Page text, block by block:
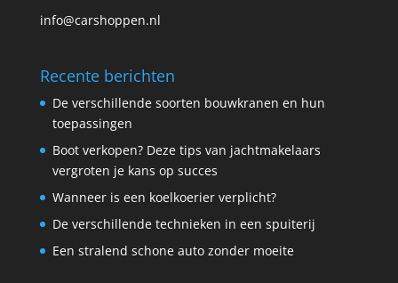
info@carshoppen.nl
Recente berichten
De verschillende soorten bouwkranen en hun
toepassingen
Boot verkopen? Deze tips van jachtmakelaars
vergroten je kans op succes
Wanneer is een koelkoerier verplicht?
De verschillende technieken in een spuiterij
Een stralend schone auto zonder moeite